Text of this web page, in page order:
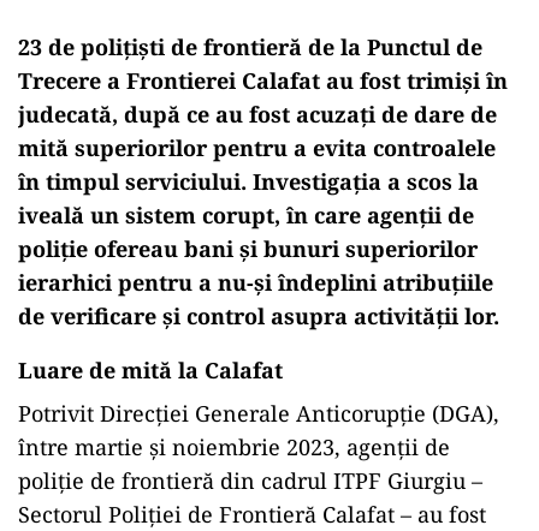
23 de polițiști de frontieră de la Punctul de
Trecere a Frontierei Calafat au fost trimiși în
judecată, după ce au fost acuzați de dare de
mită superiorilor pentru a evita controalele
în timpul serviciului. Investigația a scos la
iveală un sistem corupt, în care agenții de
poliție ofereau bani și bunuri superiorilor
ierarhici pentru a nu-și îndeplini atribuțiile
de verificare și control asupra activității lor.
Luare de mită la Calafat
Potrivit Direcției Generale Anticorupție (DGA),
între martie și noiembrie 2023, agenții de
poliție de frontieră din cadrul ITPF Giurgiu –
Sectorul Poliției de Frontieră Calafat – au fost